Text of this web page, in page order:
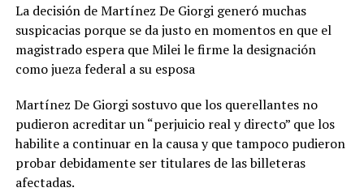
La decisión de Martínez De Giorgi generó muchas
suspicacias porque se da justo en momentos en que el
magistrado espera que Milei le firme la designación
como jueza federal a su esposa
Martínez De Giorgi sostuvo que los querellantes no
pudieron acreditar un “perjuicio real y directo” que los
habilite a continuar en la causa y que tampoco pudieron
probar debidamente ser titulares de las billeteras
afectadas.